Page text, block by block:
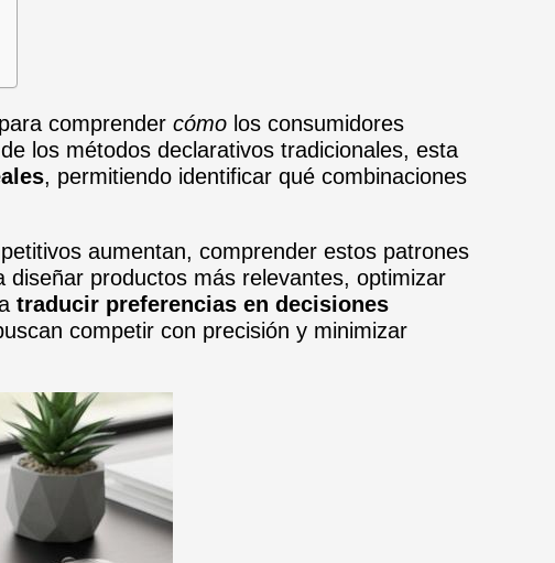
comprender cómolos consumidores
los métodos declarativos tradicionales, esta
, permitiendo identificar qué combinaciones
aumentan, comprender estos patrones
diseñar productos más relevantes, optimizar
traducir preferencias en decisiones
competir con precisión y minimizar